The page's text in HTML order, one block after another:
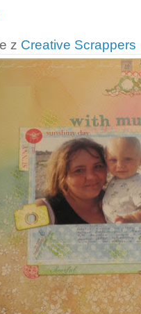
z Creative Scrappers